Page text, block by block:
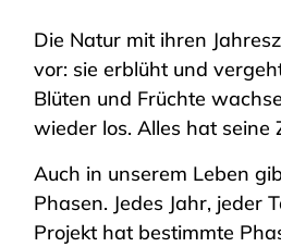
Die Natur mit ihren
vor: sie erblüht und
Blüten und Früchte
wieder los. Alles hat seine
Auch in unserem Leben
Phasen. Jedes Jahr, jeder
Projekt hat bestimmte